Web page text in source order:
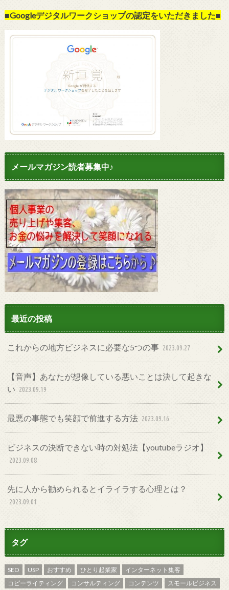
■Googleデジタルワークショップの認定をいただきました■
メールマガジン読者募集中♪
最近の投稿
これからの地方ビジネスに必要な5つの事 2023.09.27
【音声】あなたが想像している悪いことは決して起きな
い 2023.09.19
最悪の事態でも笑顔で前進する方法 2023.09.16
ビジネスの決断できない時の対処法【youtubeラジオ】
2023.09.08
先に人から勧められるとイライラする心理とは？
2023.09.01
タグ
SEO USP おすすめ ひとり起業家
インターネット集客
コピーライティング
コンサルティング コンテンツ スモールビジネス